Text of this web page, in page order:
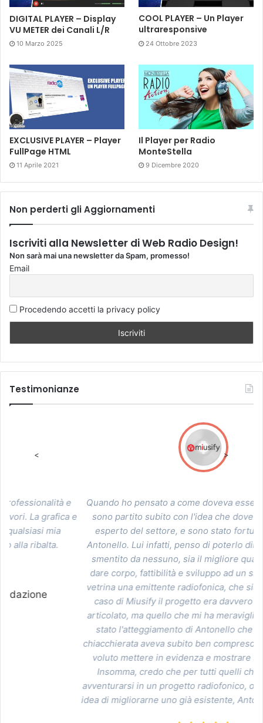
DIGITAL PLAYER – Display
VU METER dei Canali L/R
10 Marzo 2025
COOL PLAYER – Un Player
ultraresponsive
24 Ottobre 2023
EXCLUSIVE PLAYER – Player
FullPage HTML
11 Aprile 2021
Il Player per Radio
MonteStella
9 Dicembre 2020
Non perderti gli Aggiornamenti
Iscriviti alla Newsletter di Web Radio Design!
Non sarà mai una newsletter da Spam, promesso!
Email
Procedendo accetti la privacy policy
Testimonianze
Quando ho pensato a come doveva essere il sito Miusify
sono partito subito con l'idea che doveva seguirmi un
esperto del settore, e sono stato fortunato a trovare
Antonello. Lui infatti, penso di poterlo dire senza essere
smentito da nessuno, sia il migliore quando si tratta di
dare corpo, fattibilità e sviluppo ad un sito che metta in
vetrina una emittente radiofonica, che sia Fm o Web. Nel
caso di Miusify il progetto era davvero particolare ed
articolato, ma quello che mi ha meravigliato in positivo è
stato l'atteggiamento di Antonello che dopo la prima
chiacchierata aveva subito ben compreso quello che avrei
voluto mettere in evidenza e mostrare sul nostro sito.
Insomma, credo che per tutti quelli che decidono di
avventurarsi in un progetto radiofonico, oppure che hanno
idea di migliorarne uno già esistente, Antonello sia l'ideale.
< >